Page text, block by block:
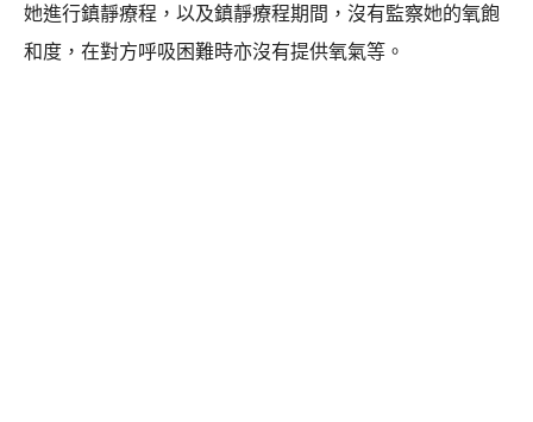
她進行鎮靜療程，以及鎮靜療程期間，沒有監察她的氧飽
和度，在對方呼吸困難時亦沒有提供氧氣等。